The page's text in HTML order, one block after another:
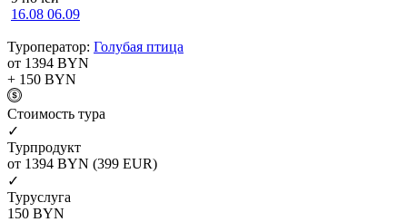
16.08 06.09
Туроператор: Голубая птица
от 1394 BYN
+ 150 BYN
Cтоимость тура
✓
Турпродукт
от 1394 BYN (399 EUR)
✓
Туруслуга
150 BYN